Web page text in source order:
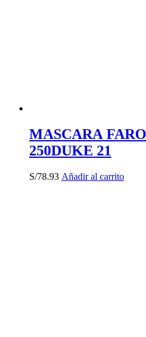
MASCARA
250DUKE 21
S/78.93 Añadir al carrito